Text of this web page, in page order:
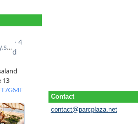
Contact
contact@parcplaza.net